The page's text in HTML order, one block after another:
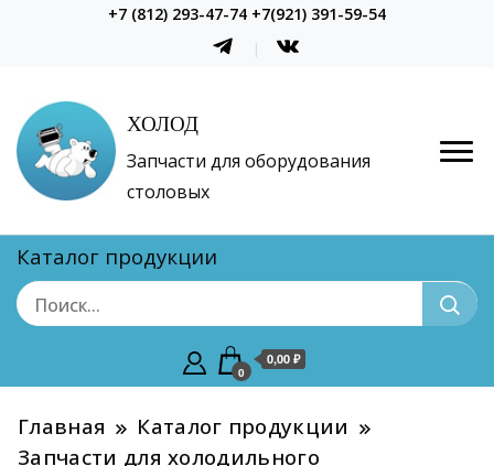
+7 (812) 293-47-74 +7(921) 391-59-54
ХОЛОД
Запчасти для оборудования
столовых
Каталог продукции
0
0,00 ₽
Главная
Каталог продукции
Запчасти для холодильного